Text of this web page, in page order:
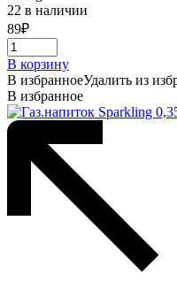
22 в наличии
89₽
В корзину
В избранноеУдалить из
В избранное